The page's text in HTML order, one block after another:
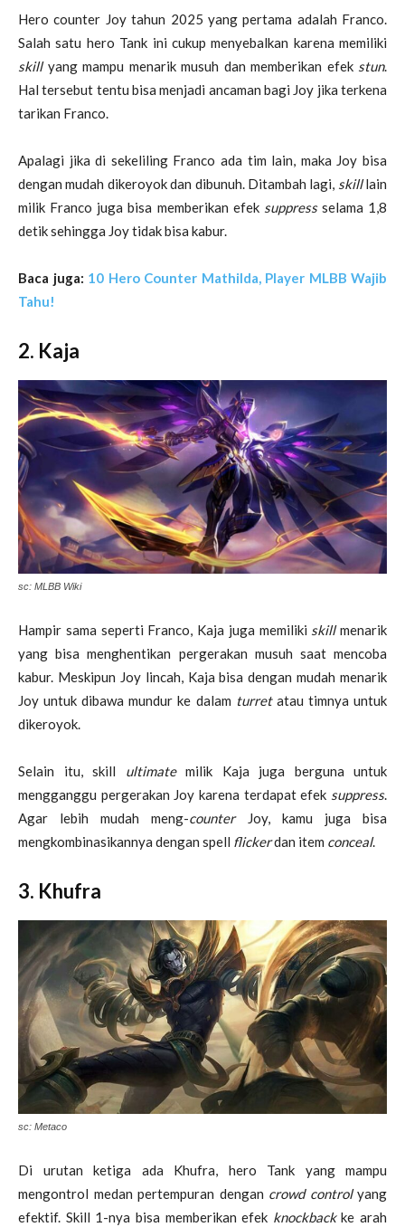
Hero counter Joy tahun 2025 yang pertama adalah Franco.
Salah satu hero Tank ini cukup menyebalkan karena memiliki
skillyang mampu menarik musuh dan memberikan efek stun.
Hal tersebut tentu bisa menjadi ancaman bagi Joy jika terkena
tarikan Franco.
Apalagi jika di sekeliling Franco ada tim lain, maka Joy bisa
dengan mudah dikeroyok dan dibunuh. Ditambah lagi, skilllain
milik Franco juga bisa memberikan efek suppressselama 1,8
detik sehingga Joy tidak bisa kabur.
Baca juga: 10 Hero Counter Mathilda, Player MLBB Wajib
Tahu!
2. Kaja
sc: MLBB Wiki
Hampir sama seperti Franco, Kaja juga memiliki skillmenarik
yang bisa menghentikan pergerakan musuh saat mencoba
kabur. Meskipun Joy lincah, Kaja bisa dengan mudah menarik
Joy untuk dibawa mundur ke dalam turret atau timnya untuk
dikeroyok.
Selain itu, skill ultimate milik Kaja juga berguna untuk
mengganggu pergerakan Joy karena terdapat efek suppress.
Agar lebih mudah meng-counterJoy, kamu juga bisa
mengkombinasikannya dengan spell flickerdan item conceal.
3. Khufra
sc: Metaco
Di urutan ketiga ada Khufra, hero Tank yang mampu
mengontrol medan pertempuran dengan crowd controlyang
efektif. Skill 1-nya bisa memberikan efek knockbackke arah